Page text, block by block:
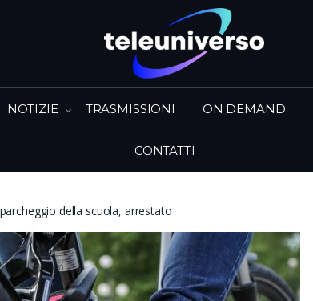
NOTIZIE TRASMISSIONI ON DEMAND
CONTATTI
della scuola, arrestato